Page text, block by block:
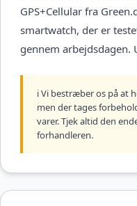
GPS+Cellular fra
smartwatch, der er
gennem arbejdsdagen.
ℹ️ Vi bestræber os på at
men der tages
varer. Tjek altid den
forhandleren.